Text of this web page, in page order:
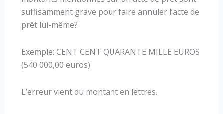
suffisamment grave pour faire annuler l’acte de
prêt lui-même?
Exemple: CENT CENT QUARANTE MILLE EUROS
(540 000,00 euros)
L’erreur vient du montant en lettres.